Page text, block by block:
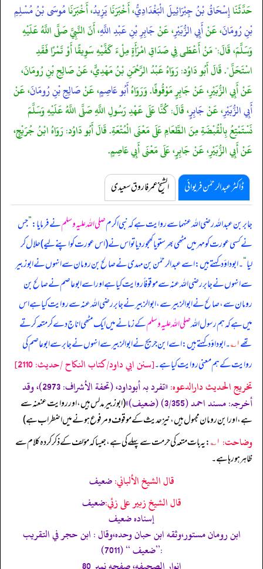
حَدَّثَنَاإِسْحَاقُ بْنُ جِبْرَائِيلَ الْبَغْدَادِيُّ، أَخْبَرَنَايَزِيدُ، أَخْبَرَنَامُوسَى بْنُ مُسْلِمِ
بْنِ رُومَانَ، عَنْأَبِي الزُّبَيْرِ، عَنْجَابِرِ بْنِ عَبْدِ اللَّهِ، أَنّ النَّبِيَّ صَلَّى اللَّهُ عَلَيْهِ
وَسَلَّمَ، قَالَ:" مَنْ أَعْطَى فِي صَدَاقِ امْرَأَةٍ مِلْءَ كَفَّيْهِ سَوِيقًا أَوْ تَمْرًا فَقَدِ
اسْتَحَلَّ". قَالَ أَبُو دَاوُد: رَوَاهُ عَبْدُ الرَّحْمَنِ بْنُ مَهْدِيٍّ، عَنْ صَالِحِ بْنِ رُومَانَ،
عَنْ أَبِي الزُّبَيْرِ، عَنْ جَابِرٍ مَوْقُوفًا. وَرَوَاهُأَبُو عَاصِمٍ، عَنْصَالِحِ بْنِ رُومَانَ، عَنْ
أَبِي الزُّبَيْرِ، عَنْجَابِرٍ، قَالَ: كُنَّا عَلَى عَهْدِ رَسُولِ اللَّهِ صَلَّى اللَّهُ عَلَيْهِ وَسَلَّمَ
نَسْتَمْتِعُ بِالْقُبْضَةِ مِنَ الطَّعَامِ عَلَى مَعْنَى الْمُتْعَةِ. قَالَ أَبُو دَاوُد: رَوَاهُ ابْنُ جُرَيْجٍ،
عَنْ أَبِي الزُّبَيْرِ، عَنْ جَابِرٍ، عَلَى مَعْنَى أَبِي عَاصِمٍ.
ڈاکٹر عبدالرحمٰن فریوائی الشیخ عمر فاروق سعیدی
جابر بن عبداللہ رضی اللہ عنہما سے روایت ہے کہنبی اکرمصلی اللہ علیہ وسلمنے فرمایا:”جس
نے کسی عورت کو مہر میں مٹھی بھر ستو یا کھجور دیا تو اس نے (اس عورت کو اپنے لیے) حلال کر
لیا“۔ ابوداؤد کہتے ہیں: اسے عبدالرحمٰن بن مہدی نے صالح بن رومان سے انہوں نے ابوزبیر
سے انہوں نے جابر رضی اللہ عنہ سے موقوفاً روایت کیا ہے اور اسے ابوعاصم نے صالح بن
رومان سے، صالح نے ابو الزبیر سے، ابو الزبیر نے جابر رضی اللہ عنہ سے روایت کیا ہے اس
میں ہے کہ ہم رسول اللہصلی اللہ علیہ وسلمکے زمانے میں ایک مٹھی اناج دے کر متعہ کرتے
تھے۱؎ ۔ ابوداؤد کہتے ہیں: اسے ابن جریج نے ابو الزبیر سے انہوں نے جابر سے ابوعاصم کی
روایت کے ہم معنی روایت کیا ہے۔[سنن ابي داود/كتاب النكاح /حدیث: 2110]
تخریج الحدیث دارالدعوہ:
«‏‏‏‏تفرد بہ أبوداود، (تحفة الأشراف: 2973)، وقد
أخرجہ: مسند احمد (3/355) (ضعیف)»
‏‏‏‏ (ابو زبیر مدلس ہیں، اور روایت عنعنہ سے
ہے، اور ابن رومان مجہول ہیں، نیز حدیث کے موقوف و مرفوع ہونے میں اضطراب ہے)
وضاحت: ۱؎ : یہ بات متعہ کی حرمت سے پہلے کی ہے،جیسا کہ مؤلف کے ذکر کردہ کلام سے
ظاہر ہو رہا ہے۔
قال الشيخ الألباني:ضعيف
قال الشيخ زبير على زئي:ضعيف
إسناده ضعيف
ابن رومان مستور،وثقه ابن حبان وحده،وقال : ابن حجر في التقريب
:’’ضعيف ‘‘ (7011)